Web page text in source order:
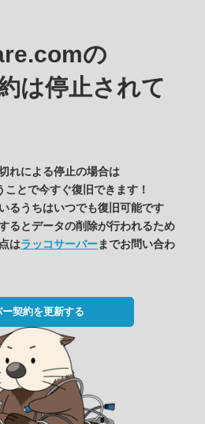
の
は停止されて
れによる停止の場合は
ことで今すぐ復旧できます！
るうちはいつでも復旧可能です
るとデータの削除が行われるため
はラッコサーバーまでお問い合わ
ー契約を更新する